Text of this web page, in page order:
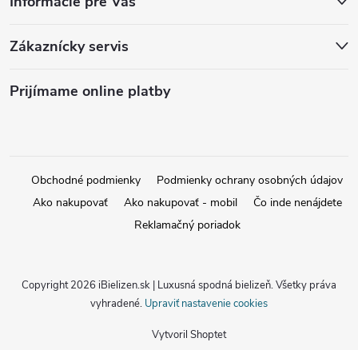
Zákaznícky servis
Prijímame online platby
Obchodné podmienky
Podmienky ochrany osobných údajov
Ako nakupovať
Ako nakupovať - mobil
Čo inde nenájdete
Reklamačný poriadok
Vytvoril Shoptet
Copyright 2026 iBielizen.sk | Luxusná spodná bielizeň. Všetky práva
vyhradené. Upraviť nastavenie cookies